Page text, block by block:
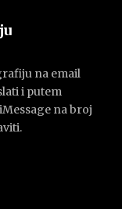
na email
i putem
na broj